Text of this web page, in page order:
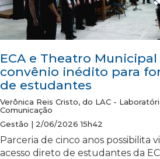
ECA e Theatro
convênio inédito para
de estudantes
Verônica Reis Cristo, do LAC -
Comunicação
Gestão | 2/06/2026 15h42
Parceria de cinco anos possibilita
acesso direto de estudantes da